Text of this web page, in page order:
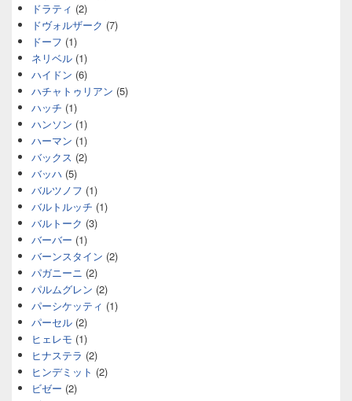
ドラティ (2)
ドヴォルザーク (7)
ドーフ (1)
ネリベル (1)
ハイドン (6)
ハチャトゥリアン (5)
ハッチ (1)
ハンソン (1)
ハーマン (1)
バックス (2)
バッハ (5)
バルツノフ (1)
バルトルッチ (1)
バルトーク (3)
バーバー (1)
バーンスタイン (2)
パガニーニ (2)
パルムグレン (2)
パーシケッティ (1)
パーセル (2)
ヒェレモ (1)
ヒナステラ (2)
ヒンデミット (2)
ビゼー (2)